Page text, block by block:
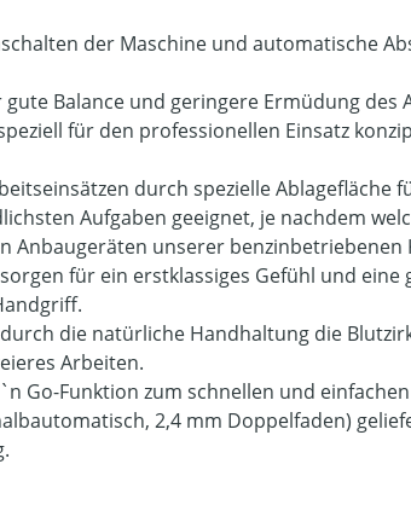
der Maschine und automatische
Balance und geringere Ermüdung des
für den professionellen Einsatz
durch spezielle Ablagefläche
Aufgaben geeignet, je nachdem
Anbaugeräten unserer benzinbetriebenen
für ein erstklassiges Gefühl und eine
die natürliche Handhaltung die
Arbeiten.
Go-Funktion zum schnellen und
2,4 mm Doppelfaden)